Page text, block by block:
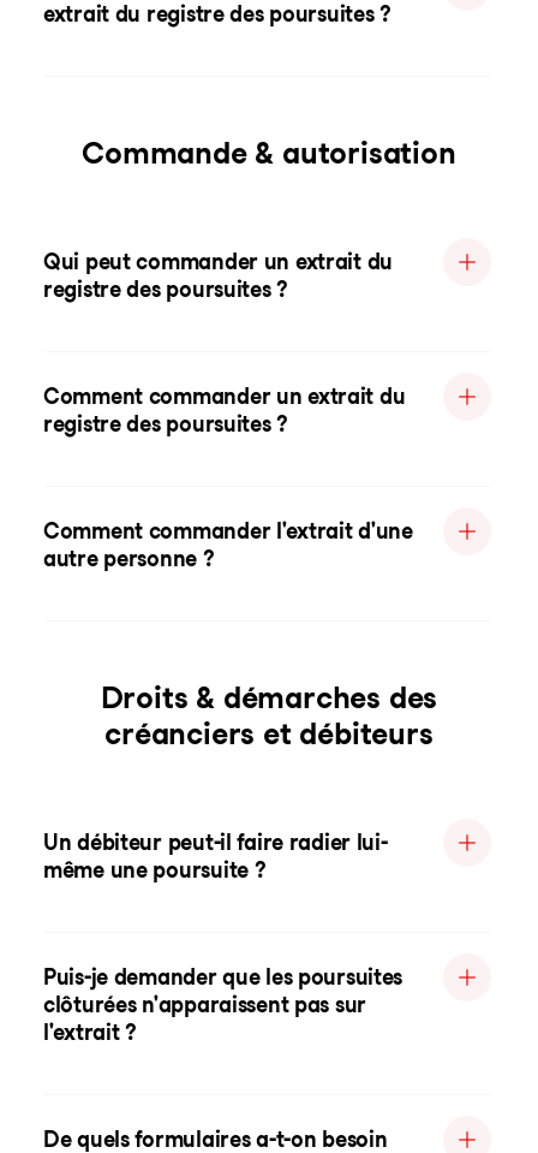
extrait du registre des poursuites ?
Commande & autorisation
Qui peut commander un extrait du
registre des poursuites ?
Comment commander un extrait du
registre des poursuites ?
Comment commander l'extrait d'une
autre personne ?
Droits & démarches des
créanciers et débiteurs
Un débiteur peut-il faire radier lui-
même une poursuite ?
Puis-je demander que les poursuites
clôturées n'apparaissent pas sur
l'extrait ?
De quels formulaires a-t-on besoin